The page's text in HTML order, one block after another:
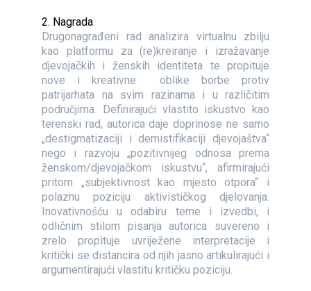
2. Nagrada
Drugonagrađeni rad analizira virtualnu zbilju
kao platformu za (re)kreiranje i izražavanje
djevojačkih i ženskih identiteta te propituje
nove i kreativne oblike borbe protiv
patrijarhata na svim razinama i u različitim
područjima. Definirajući vlastito iskustvo kao
terenski rad, autorica daje doprinose ne samo
„destigmatizaciji i demistifikaciji djevojaštva“
nego i razvoju „pozitivnijeg odnosa prema
ženskom/djevojačkom iskustvu“, afirmirajući
pritom „subjektivnost kao mjesto otpora“ i
polaznu poziciju aktivističkog djelovanja.
Inovativnošću u odabiru teme i izvedbi, i
odličnim stilom pisanja autorica suvereno i
zrelo propituje uvriježene interpretacije i
kritički se distancira od njih jasno artikulirajući i
argumentirajući vlastitu kritičku poziciju.